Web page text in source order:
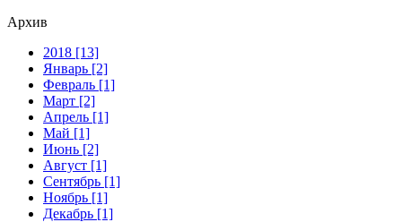
Архив
2018 [13]
Январь [2]
Февраль [1]
Март [2]
Апрель [1]
Май [1]
Июнь [2]
Август [1]
Сентябрь [1]
Ноябрь [1]
Декабрь [1]